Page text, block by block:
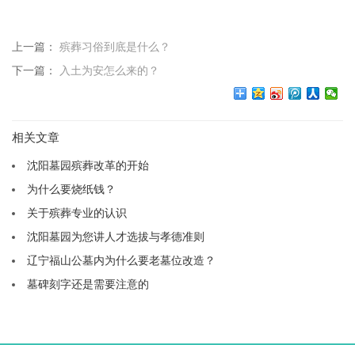
上一篇： 殡葬习俗到底是什么？
下一篇：
入土为安怎么来的？
相关文章
沈阳墓园殡葬改革的开始
为什么要烧纸钱？
关于殡葬专业的认识
沈阳墓园为您讲人才选拔与孝德准则
辽宁福山公墓内为什么要老墓位改造？
墓碑刻字还是需要注意的